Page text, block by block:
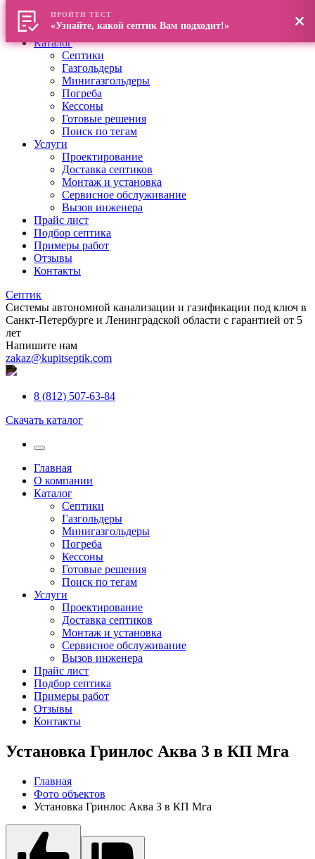
Главная
О компании
Каталог
Септики
Газгольдеры
Минигазгольдеры
Погреба
Кессоны
Готовые решения
Поиск по тегам
Услуги
Проектирование
Доставка септиков
Монтаж и установка
Сервисное обслуживание
Вызов инженера
Прайс лист
Подбор септика
Примеры работ
Отзывы
Контакты
Септик
Системы автономной канализации и газификации под ключ в
Санкт-Петербурге и Ленинградской области с гарантией от 5
лет
Напишите нам
zakaz@kupitseptik.com
8 (812) 507-63-84
Скачать каталог
Главная
О компании
Каталог
Септики
Газгольдеры
Минигазгольдеры
Погреба
Кессоны
Готовые решения
Поиск по тегам
Услуги
Проектирование
Доставка септиков
Монтаж и установка
Сервисное обслуживание
Вызов инженера
Прайс лист
Подбор септика
Примеры работ
Отзывы
Контакты
Установка Гринлос Аква 3 в КП Мга
Главная
Фото объектов
Установка Гринлос Аква 3 в КП Мга
ПРОЙТИ ТЕСТ
«Узнайте, какой септик Вам подходит!»